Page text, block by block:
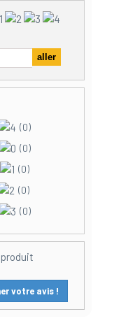
(0)
(0)
(0)
(0)
(0)
votre avis !